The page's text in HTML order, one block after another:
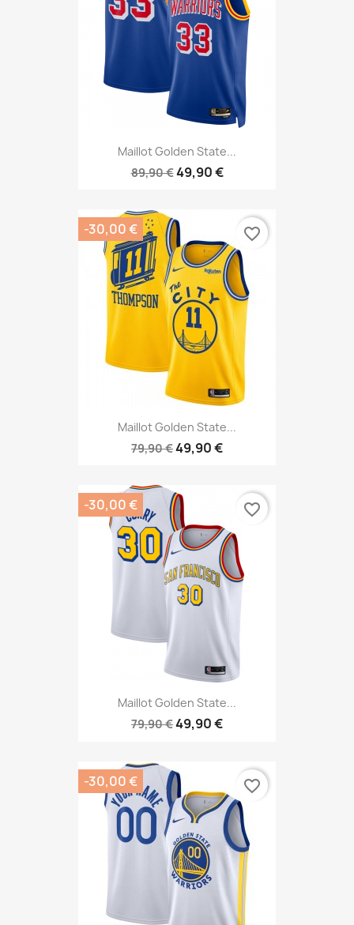
Maillot Golden State...
89,90 €49,90 €
Maillot Golden State...
79,90 €49,90 €
-30,00 € favorite_border
Maillot Golden State...
79,90 €49,90 €
-30,00 € favorite_border
-30,00 € favorite_border